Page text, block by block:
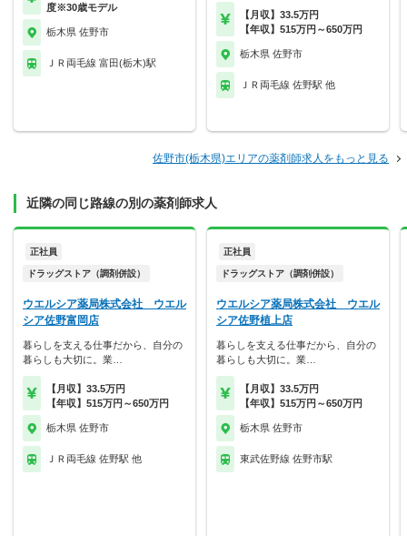
度※30歳モデル
栃木県 佐野市
ＪＲ両毛線 富田(栃木)駅
【月収】33.5万円
【年収】515万円～650万円
栃木県 佐野市
ＪＲ両毛線 佐野駅 他
佐野市(栃木県)エリアの薬剤師求人をもっと見る
近隣の同じ路線の別の薬剤師求人
正社員
ドラッグストア（調剤併設）
ウエルシア薬局株式会社 ウエル
シア佐野富岡店
暮らしを支える仕事だから、自分の
暮らしも大切に。業…
【月収】33.5万円
【年収】515万円～650万円
栃木県 佐野市
ＪＲ両毛線 佐野駅 他
正社員
ドラッグストア（調剤併設）
ウエルシア薬局株式会社 ウエル
シア佐野植上店
暮らしを支える仕事だから、自分の
暮らしも大切に。業…
【月収】33.5万円
【年収】515万円～650万円
栃木県 佐野市
東武佐野線 佐野市駅